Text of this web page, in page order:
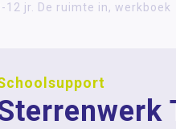
jr. De ruimte in, werkboek